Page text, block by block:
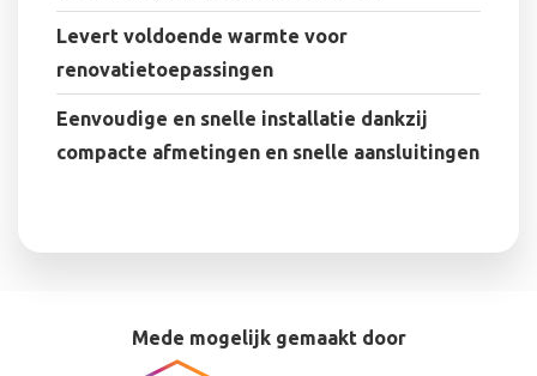
Levert voldoende warmte voor
renovatietoepassingen
Eenvoudige en snelle installatie dankzij
compacte afmetingen en snelle aansluitingen
Mede mogelijk gemaakt door